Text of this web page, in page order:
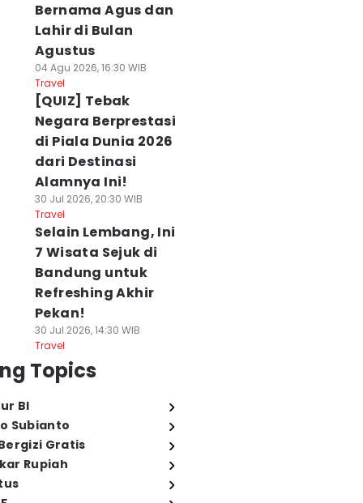
Bernama Agus dan
Lahir di Bulan
Agustus
04 Agu 2026, 16:30 WIB
Travel
[QUIZ] Tebak
Negara Berprestasi
di Piala Dunia 2026
dari Destinasi
Alamnya Ini!
30 Jul 2026, 20:30 WIB
Travel
Selain Lembang, Ini
7 Wisata Sejuk di
Bandung untuk
Refreshing Akhir
Pekan!
30 Jul 2026, 14:30 WIB
Travel
Topics
BI
Subianto
Gratis
Rupiah